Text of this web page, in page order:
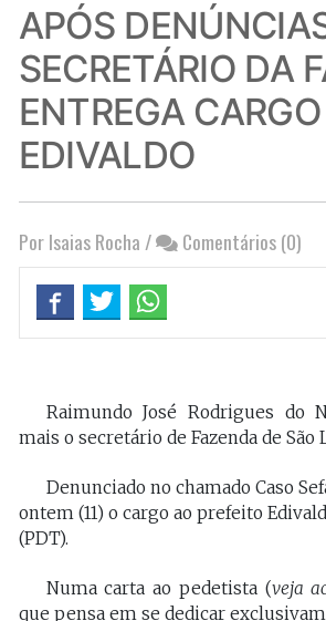
APÓS
SECRETÁRIO DA
ENTREGA
EDIVALDO
Por Isaias Rocha / Comentários (0)
Raimundo José Rodrigues do
mais o secretário de Fazenda de São
Denunciado no chamado Caso
ontem (11) o cargo ao prefeito
(PDT).
Numa carta ao pedetista (veja
que pensa em se dedicar